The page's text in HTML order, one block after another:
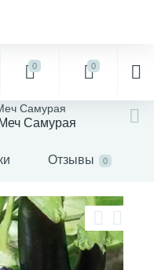
0 0
Самурая
Самурая
Отзывы 0